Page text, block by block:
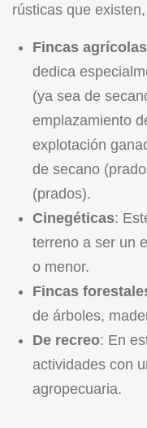
rústicas que
Fincas
dedica
(ya sea de
emplazamiento
explotación
de secano
(prados).
Cinegéticas:
terreno a ser un
o menor.
Fincas
de árboles,
De recreo: En
actividades con
agropecuaria.